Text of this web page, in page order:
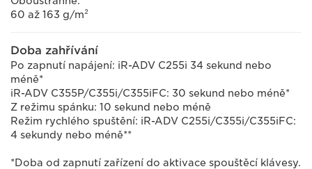
60 až 163 g/m²
Doba zahřívání
Po zapnutí napájení: iR-ADV C255i 34 sekund nebo
méně*
iR-ADV C355P/C355i/C355iFC: 30 sekund nebo méně*
Z režimu spánku: 10 sekund nebo méně
Režim rychlého spuštění: iR-ADV C255i/C355i/C355iFC:
4 sekundy nebo méně**
*Doba od zapnutí zařízení do aktivace spouštěcí klávesy.